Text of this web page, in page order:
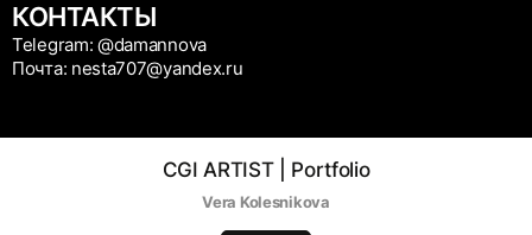
КОНТАКТЫ
Telegram: @damannova
Почта: nesta707@yandex.ru
CGI ARTIST | Portfolio
Vera Kolesnikova